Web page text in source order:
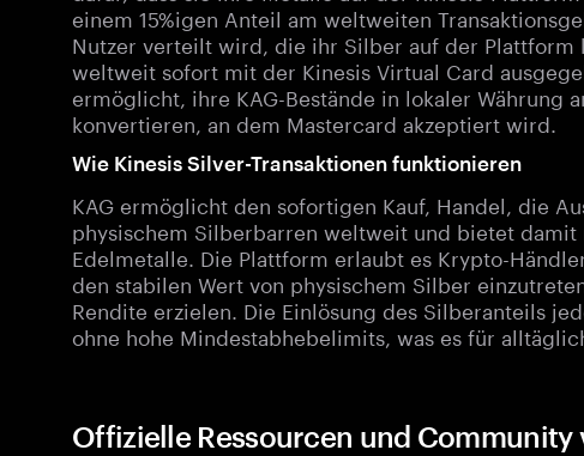
einem 15%igen Anteil am weltweiten
Nutzer verteilt wird, die ihr Silber auf der Plattform
weltweit sofort mit der Kinesis Virtual Card
ermöglicht, ihre KAG-Bestände in lokaler Währung
konvertieren, an dem Mastercard akzeptiert wird.
Wie Kinesis Silver-Transaktionen funktionieren
KAG ermöglicht den sofortigen Kauf, Handel, die
physischem Silberbarren weltweit und bietet damit
Edelmetalle. Die Plattform erlaubt es Krypto-
den stabilen Wert von physischem Silber
Rendite erzielen. Die Einlösung des Silberanteils
ohne hohe Mindestabhebelimits, was es für
Offizielle Ressourcen und Community